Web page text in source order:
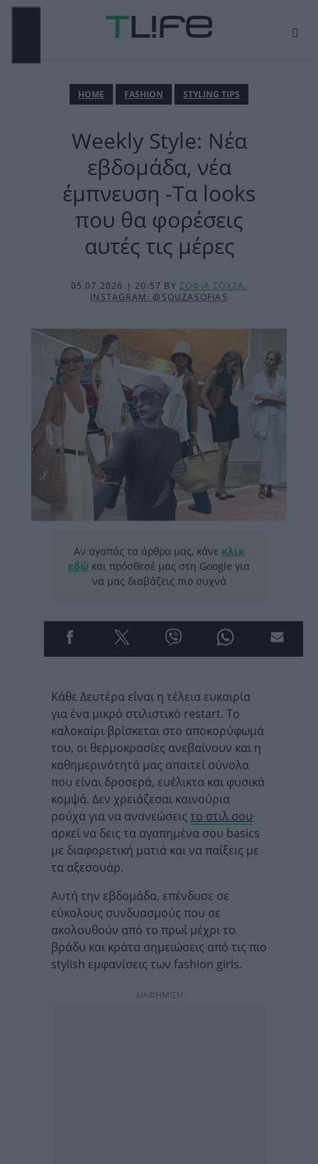
Μετάβαση
ΗΟΜΕ FASHION STYLING TIPS
Weekly Style: Νέα
εβδομάδα, νέα
έμπνευση -Τα looks
που θα φορέσεις
αυτές τις μέρες
05.07.2026 | 20:57 BY ΣΟΦΙΑ ΣΟΥΖΑ,
INSTAGRAM: @SOUZASOFIAS
Αν αγαπάς τα άρθρα μας, κάνε κλικ
εδώ και πρόσθεσέ μας στη Google για
να μας διαβάζεις πιο συχνά
Κάθε Δευτέρα είναι η τέλεια ευκαιρία
για ένα μικρό στιλιστικό restart. Το
καλοκαίρι βρίσκεται στο αποκορύφωμά
του, οι θερμοκρασίες ανεβαίνουν και η
καθημερινότητά μας απαιτεί σύνολα
που είναι δροσερά, ευέλικτα και φυσικά
κομψά. Δεν χρειάζεσαι καινούρια
ρούχα για να ανανεώσεις το στιλ σου·
αρκεί να δεις τα αγαπημένα σου basics
με διαφορετική ματιά και να παίξεις με
τα αξεσουάρ.
Αυτή την εβδομάδα, επένδυσε σε
εύκολους συνδυασμούς που σε
ακολουθούν από το πρωί μέχρι το
βράδυ και κράτα σημειώσεις από τις πιο
stylish εμφανίσεις των fashion girls.
ΔΙΑΦΗΜΙΣΗ